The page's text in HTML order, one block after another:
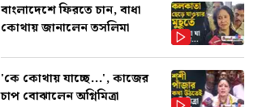
বাংলাদেশে ফিরতে চান, বাধা
কোথায় জানালেন তসলিমা
'কে কোথায় যাচ্ছে...', কাজের
চাপ বোঝালেন অগ্নিমিত্রা